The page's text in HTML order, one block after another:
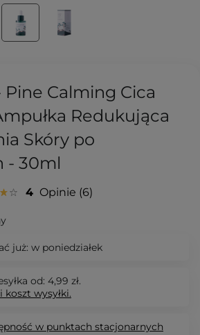
Pine Calming Cica
Redukująca
Skóry po
- 30ml
4 Opinie 6
już: w poniedziałek
od: 4,99 zł.
koszt wysyłki.
w punktach stacjonarnych